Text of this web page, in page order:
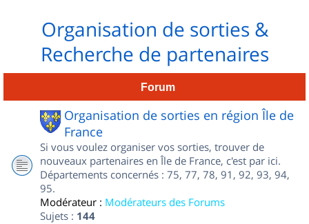
Organisation de sorties &
Recherche de partenaires
Forum
Organisation de sorties en région Île de
France
Si vous voulez organiser vos sorties, trouver de
nouveaux partenaires en Île de France, c'est par ici.
Départements concernés : 75, 77, 78, 91, 92, 93, 94,
95.
Modérateur : Modérateurs des Forums
Sujets : 144